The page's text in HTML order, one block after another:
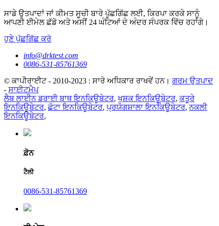
ਸਾਡੇ ਉਤਪਾਦਾਂ ਜਾਂ ਕੀਮਤ ਸੂਚੀ ਬਾਰੇ ਪੁੱਛਗਿੱਛ ਲਈ, ਕਿਰਪਾ ਕਰਕੇ ਸਾਨੂੰ
ਆਪਣੀ ਈਮੇਲ ਛੱਡੋ ਅਤੇ ਅਸੀਂ 24 ਘੰਟਿਆਂ ਦੇ ਅੰਦਰ ਸੰਪਰਕ ਵਿੱਚ ਰਹਾਂਗੇ।
ਹੁਣੇ ਪੁੱਛਗਿੱਛ ਕਰੋ
info@drktest.com
0086-531-85761369
© ਕਾਪੀਰਾਈਟ - 2010-2023 : ਸਾਰੇ ਅਧਿਕਾਰ ਰਾਖਵੇਂ ਹਨ। ਗਰਮ ਉਤਪਾਦ
- ਸਾਈਟਮੈਪ
ਲੈਬ ਲਾਈਨ ਡਰਾਈ ਬਾਥ ਇਨਕਿਊਬੇਟਰ,ਖੁਸ਼ਕ ਇਨਕਿਊਬੇਟਰ,ਕਤੂਰੇ
ਇਨਕਿਊਬੇਟਰ,ਛੋਟਾ ਇਨਕਿਊਬੇਟਰ,ਪ੍ਰਯੋਗਸ਼ਾਲਾ ਇਨਕਿਊਬੇਟਰ,ਨਕਲੀ
ਇਨਕਿਊਬੇਟਰ,
ਫ਼ੋਨ
ਟੈਲੀ
0086-531-85761369